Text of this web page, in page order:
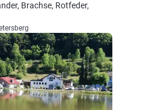
Brachse, Rotfeder,